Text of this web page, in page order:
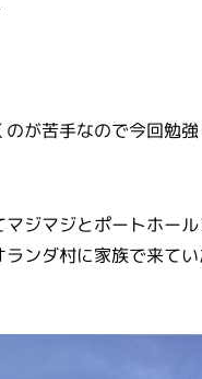
が苦手なので今回勉
ジマジとポートホー
ンダ村に家族で来て